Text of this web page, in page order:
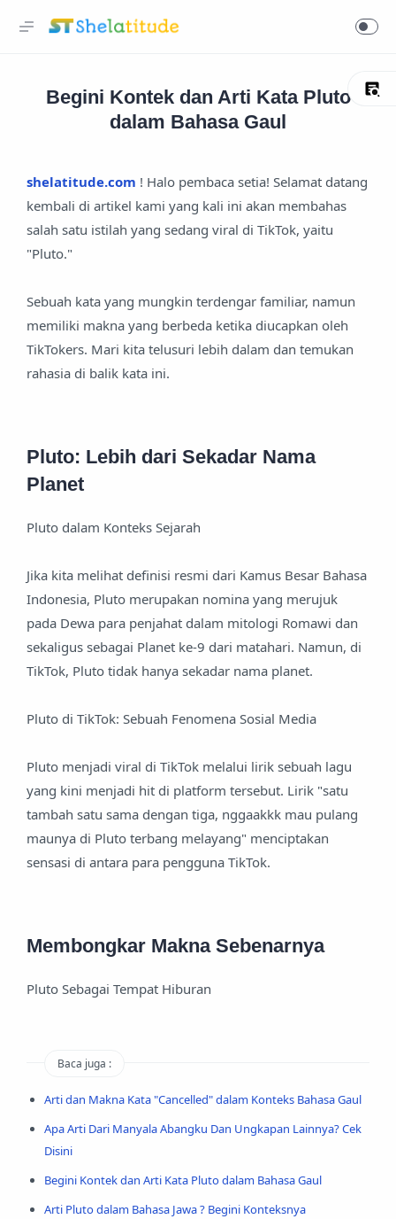
Begini Kontek dan Arti Kata Pluto
dalam Bahasa Gaul
shelatitude.com ! Halo pembaca setia! Selamat datang
kembali di artikel kami yang kali ini akan membahas
salah satu istilah yang sedang viral di TikTok, yaitu
"Pluto."
Sebuah kata yang mungkin terdengar familiar, namun
memiliki makna yang berbeda ketika diucapkan oleh
TikTokers. Mari kita telusuri lebih dalam dan temukan
rahasia di balik kata ini.
Pluto: Lebih dari Sekadar Nama
Planet
Pluto dalam Konteks Sejarah
Jika kita melihat definisi resmi dari Kamus Besar Bahasa
Indonesia, Pluto merupakan nomina yang merujuk
pada Dewa para penjahat dalam mitologi Romawi dan
sekaligus sebagai Planet ke-9 dari matahari. Namun, di
TikTok, Pluto tidak hanya sekadar nama planet.
Pluto di TikTok: Sebuah Fenomena Sosial Media
Pluto menjadi viral di TikTok melalui lirik sebuah lagu
yang kini menjadi hit di platform tersebut. Lirik "satu
tambah satu sama dengan tiga, nggaakkk mau pulang
maunya di Pluto terbang melayang" menciptakan
sensasi di antara para pengguna TikTok.
Membongkar Makna Sebenarnya
Pluto Sebagai Tempat Hiburan
Baca juga :
Arti dan Makna Kata "Cancelled" dalam Konteks Bahasa Gaul
Apa Arti Dari Manyala Abangku Dan Ungkapan Lainnya? Cek
Disini
Begini Kontek dan Arti Kata Pluto dalam Bahasa Gaul
Arti Pluto dalam Bahasa Jawa ? Begini Konteksnya